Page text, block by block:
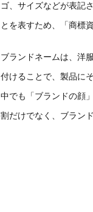
ゴ、サイズなどが表記
とを表すため、「商標
ブランドネームは、洋
付けることで、製品に
中でも「ブランドの顔
割だけでなく、ブラン